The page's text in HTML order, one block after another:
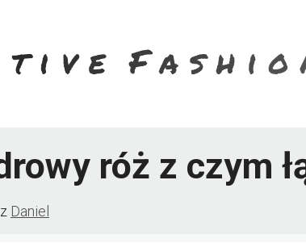
róż z czym
Daniel